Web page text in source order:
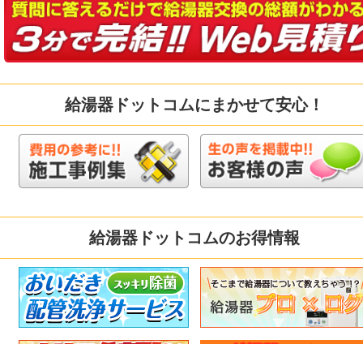
給湯器ドットコムにまかせて安心！
給湯器ドットコムのお得情報